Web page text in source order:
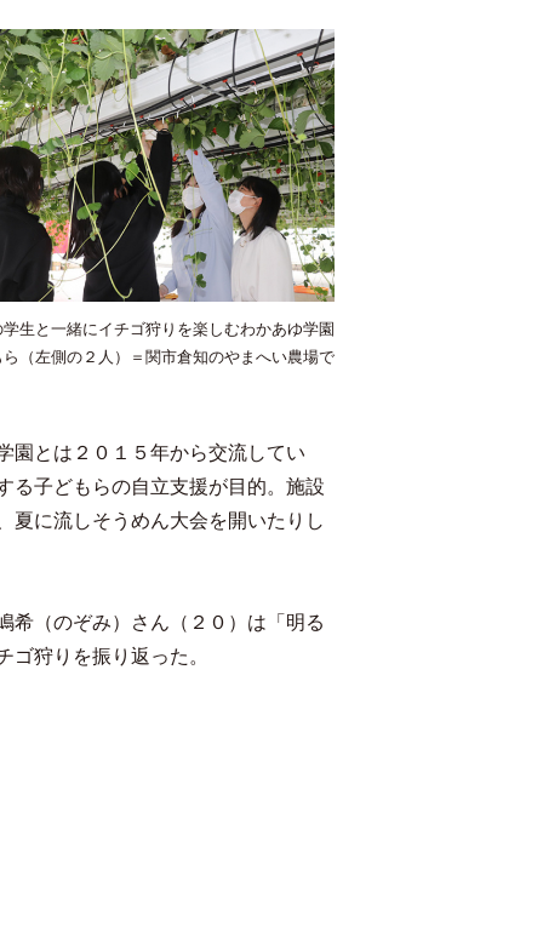
生と一緒にイチゴ狩りを楽しむわかあゆ学園
（左側の２人）＝関市倉知のやまへい農場で
とは２０１５年から交流してい
る子どもらの自立支援が目的。施設
夏に流しそうめん大会を開いたりし
（のぞみ）さん（２０）は「明る
狩りを振り返った。